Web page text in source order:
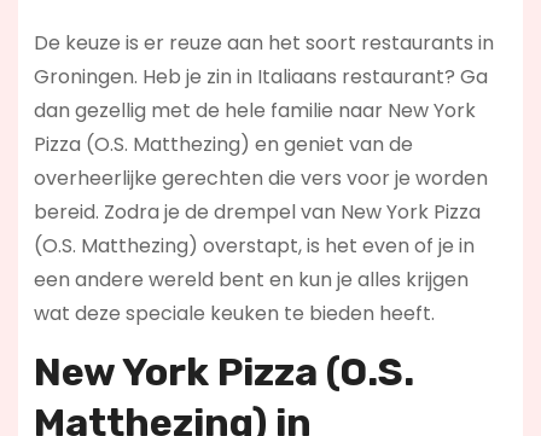
De keuze is er reuze aan het soort restaurants in
Groningen. Heb je zin in Italiaans restaurant? Ga
dan gezellig met de hele familie naar New York
Pizza (O.S. Matthezing) en geniet van de
overheerlijke gerechten die vers voor je worden
bereid. Zodra je de drempel van New York Pizza
(O.S. Matthezing) overstapt, is het even of je in
een andere wereld bent en kun je alles krijgen
wat deze speciale keuken te bieden heeft.
New York Pizza (O.S.
Matthezing) in